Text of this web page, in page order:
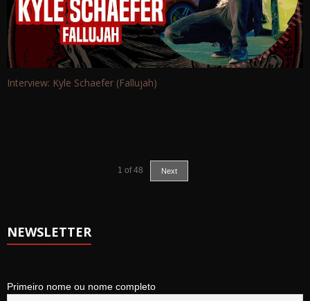
Interview: Kyle Schaefer (Fallujah)
1 of 48 Next
NEWSLETTER
Primeiro nome ou nome completo